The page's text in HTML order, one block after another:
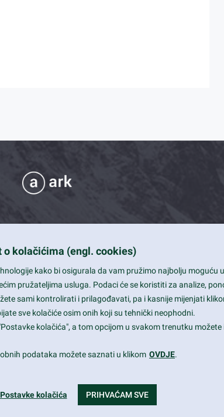
o kolačićima (engl. cookies)
kako bi osigurala da vam pružimo najbolju moguću
pružateljima usluga. Podaci će se koristiti za analize,
sami kontrolirati i prilagođavati, pa i kasnije mijenjati
sve kolačiće osim onih koji su tehnički neophodni.
kolačića", a tom opcijom u svakom trenutku
podataka možete saznati u klikom OVDJE.
Postavke kolačića PRIHVAĆAM SVE